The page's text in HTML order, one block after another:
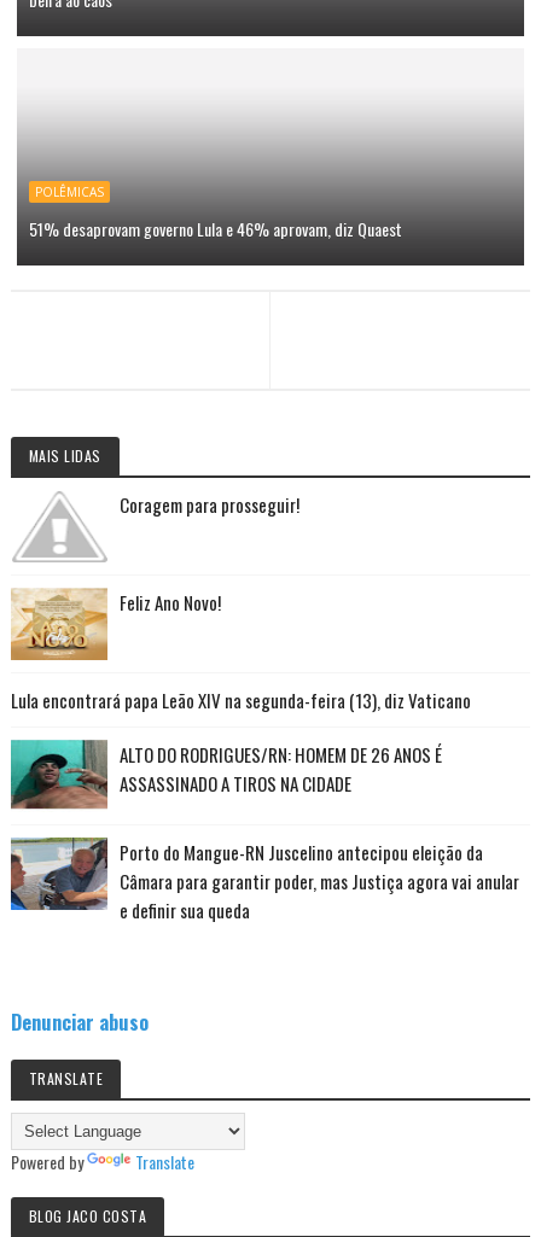
POLÊMICAS
51% desaprovam governo Lula e 46% aprovam, diz Quaest
MAIS LIDAS
Coragem para prosseguir!
Feliz Ano Novo!
Lula encontrará papa Leão XIV na segunda-feira (13), diz Vaticano
ALTO DO RODRIGUES/RN: HOMEM DE 26 ANOS É
ASSASSINADO A TIROS NA CIDADE
Porto do Mangue-RN Juscelino antecipou eleição da
Câmara para garantir poder, mas Justiça agora vai anular
e definir sua queda
Denunciar abuso
TRANSLATE
Powered by Translate
BLOG JACO COSTA